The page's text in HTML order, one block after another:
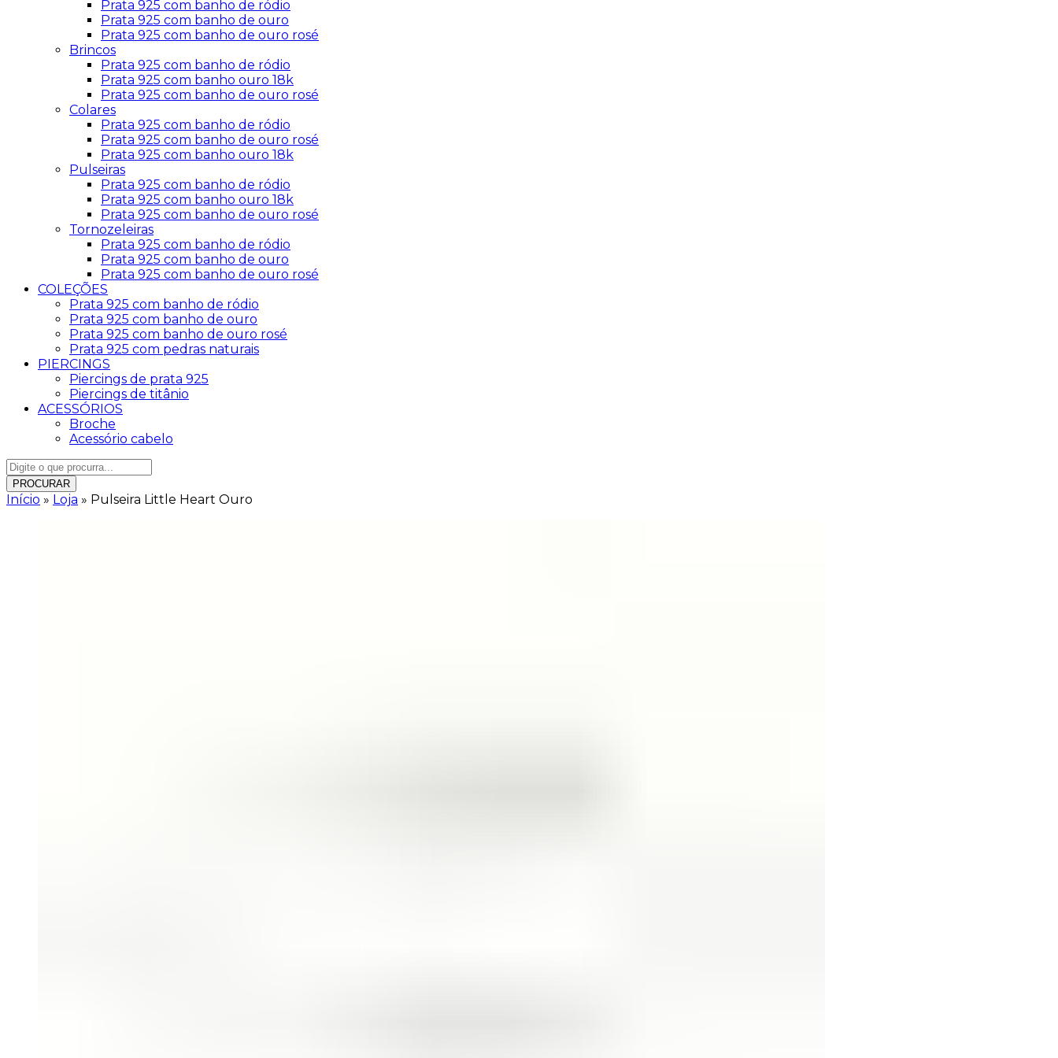
Prata 925 com banho de ródio
Prata 925 com banho de ouro
Prata 925 com banho de ouro rosé
Brincos
Prata 925 com banho de ródio
Prata 925 com banho ouro 18k
Prata 925 com banho de ouro rosé
Colares
Prata 925 com banho de ródio
Prata 925 com banho de ouro rosé
Prata 925 com banho ouro 18k
Pulseiras
Prata 925 com banho de ródio
Prata 925 com banho ouro 18k
Prata 925 com banho de ouro rosé
Tornozeleiras
Prata 925 com banho de ródio
Prata 925 com banho de ouro
Prata 925 com banho de ouro rosé
COLEÇÕES
Prata 925 com banho de ródio
Prata 925 com banho de ouro
Prata 925 com banho de ouro rosé
Prata 925 com pedras naturais
PIERCINGS
Piercings de prata 925
Piercings de titânio
ACESSÓRIOS
Broche
Acessório cabelo
PROCURAR
Início » Loja » Pulseira Little Heart Ouro